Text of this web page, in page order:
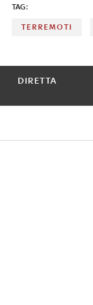
TAG:
TERREMOTI
DIRETTA